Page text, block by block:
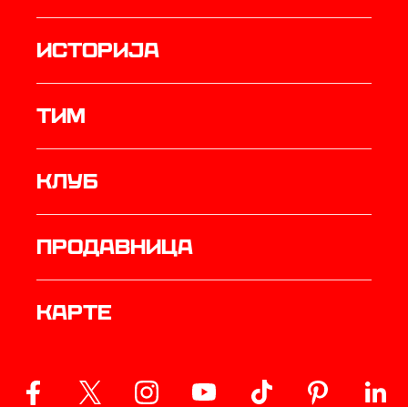
историја
ТИМ
Клуб
продавница
Карте